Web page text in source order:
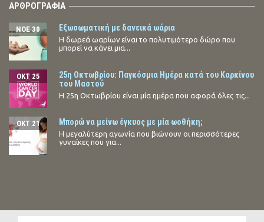
ΑΡΘΡΟΓΡΑΦΙΑ
Εξωσωματική με δανεικά ωάρια
ΝΟΈ 30
Η δωρεά ωαρίων είναι το πολυτιμότερο δώρο που
μπορεί να κάνει μια...
25η Οκτωβρίου: Παγκόσμια Ημέρα κατά του Καρκίνου
του Μαστού
ΟΚΤ 25
Η 25η Οκτωβρίου είναι μία ημέρα που αφορά όλες τις...
Μπορώ να μείνω έγκυος με μία ωοθήκη;
ΟΚΤ 21
Η μεγαλύτερη αγωνία που βιώνουν οι περισσότερες
γυναίκες που για...